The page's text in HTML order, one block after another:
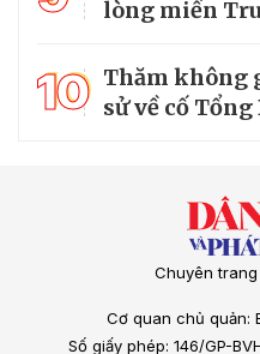
lòng miền
10 Thăm không
sử về cố
Chuyên
Cơ quan chủ quản:
Số giấy phép: 146/GP-